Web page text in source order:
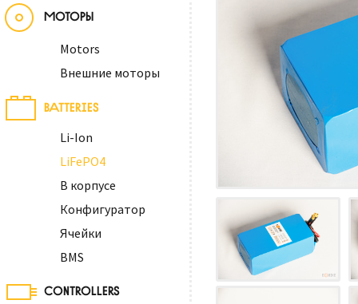
МОТОРЫ
Motors
Внешние моторы
BATTERIES
Li-Ion
LiFePO4
В корпусе
Конфигуратор
Ячейки
BMS
CONTROLLERS